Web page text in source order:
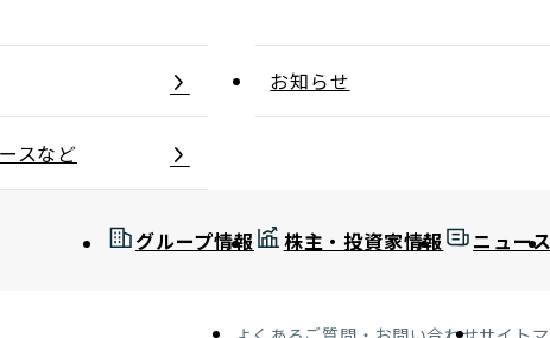
お知らせ
スなど
グループ情報 株主・投資家情報 ニュース